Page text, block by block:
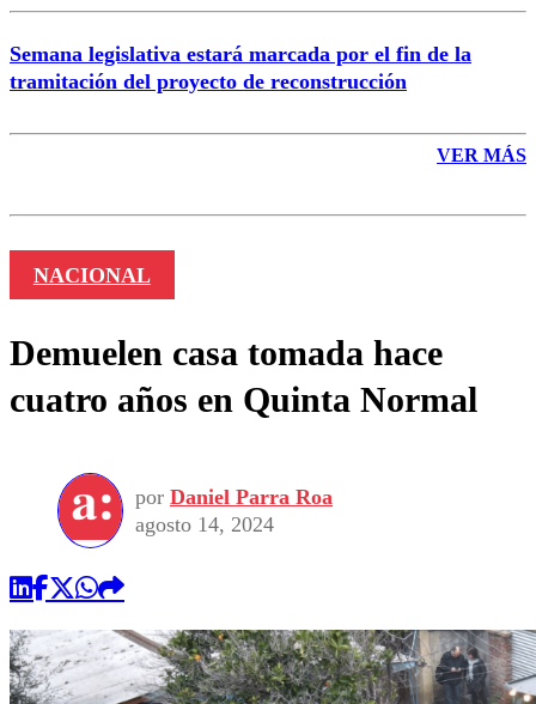
Semana legislativa estará marcada por el fin de la
tramitación del proyecto de reconstrucción
VER MÁS
NACIONAL
Demuelen casa tomada hace
cuatro años en Quinta Normal
por Daniel Parra Roa
agosto 14, 2024